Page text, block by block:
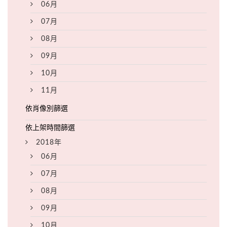
06月
07月
08月
09月
10月
11月
2018年
06月
07月
08月
09月
10月